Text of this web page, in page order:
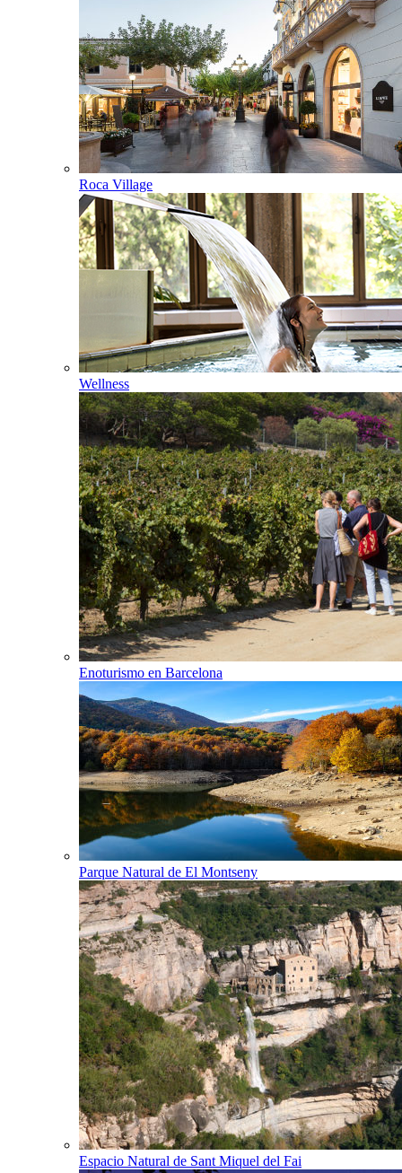
Roca Village
Wellness
Enoturismo en Barcelona
Parque Natural de El Montseny
Espacio Natural de Sant Miquel del Fai